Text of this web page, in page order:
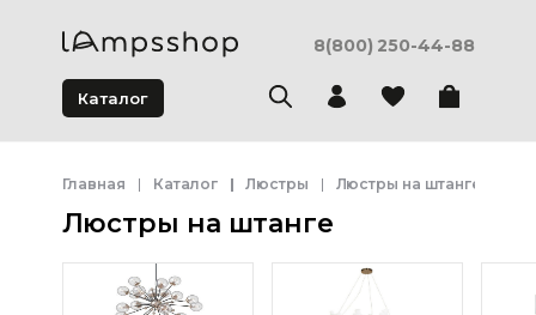
8(800) 250-44-88
Каталог
Главная Каталог Люстры Люстры на штанге
Люстры на штанге